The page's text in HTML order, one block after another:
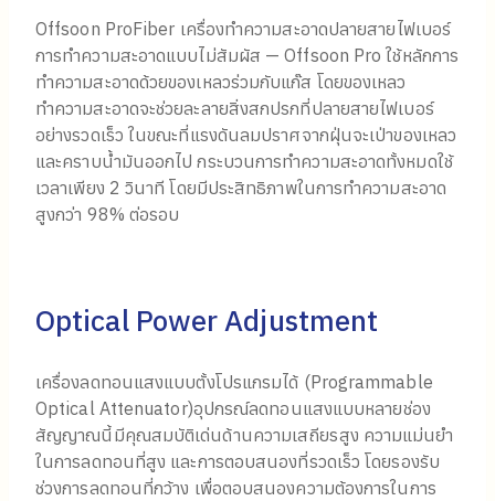
Offsoon ProFiber เครื่องทำความสะอาดปลายสายไฟเบอร์
การทำความสะอาดแบบไม่สัมผัส — Offsoon Pro ใช้หลักการ
ทำความสะอาดด้วยของเหลวร่วมกับแก๊ส โดยของเหลว
ทำความสะอาดจะช่วยละลายสิ่งสกปรกที่ปลายสายไฟเบอร์
อย่างรวดเร็ว ในขณะที่แรงดันลมปราศจากฝุ่นจะเป่าของเหลว
และคราบน้ำมันออกไป กระบวนการทำความสะอาดทั้งหมดใช้
เวลาเพียง 2 วินาที โดยมีประสิทธิภาพในการทำความสะอาด
สูงกว่า 98% ต่อรอบ
Optical Power Adjustment
เครื่องลดทอนแสงแบบตั้งโปรแกรมได้ (Programmable
Optical Attenuator)อุปกรณ์ลดทอนแสงแบบหลายช่อง
สัญญาณนี้มีคุณสมบัติเด่นด้านความเสถียรสูง ความแม่นยำ
ในการลดทอนที่สูง และการตอบสนองที่รวดเร็ว โดยรองรับ
ช่วงการลดทอนที่กว้าง เพื่อตอบสนองความต้องการในการ